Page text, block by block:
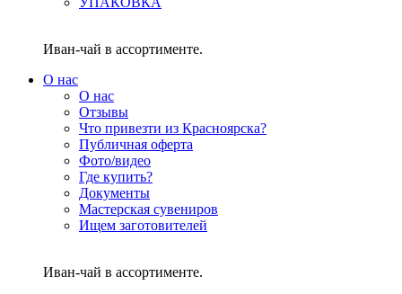
Иван-чай в ассортименте.
О нас
О нас
Отзывы
Что привезти из Красноярска?
Публичная оферта
Фото/видео
Где купить?
Документы
Мастерская сувениров
Ищем заготовителей
Иван-чай в ассортименте.